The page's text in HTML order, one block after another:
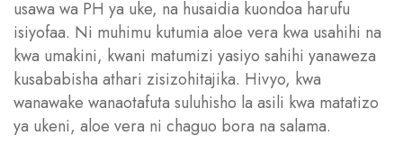
usawa wa PH ya uke, na husaidia kuondoa harufu
isiyofaa. Ni muhimu kutumia aloe vera kwa usahihi na
kwa umakini, kwani matumizi yasiyo sahihi yanaweza
kusababisha athari zisizohitajika. Hivyo, kwa
wanawake wanaotafuta suluhisho la asili kwa matatizo
ya ukeni, aloe vera ni chaguo bora na salama.